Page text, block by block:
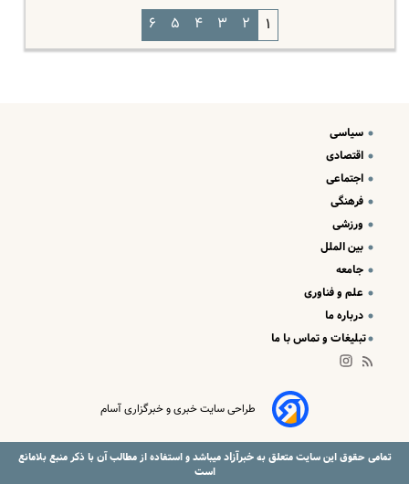
۱ ۲ ۳ ۴ ۵ ۶
سیاسی
اقتصادی
اجتماعی
فرهنگی
ورزشی
بین الملل
جامعه
علم و فناوری
درباره ما
تبلیغات و تماس با ما
طراحی سایت خبری و خبرگزاری آسام
تمامی حقوق این سایت متعلق بهخبرآزادمیباشد و استفاده از مطالب آن با ذکر منبع بلامانع
است